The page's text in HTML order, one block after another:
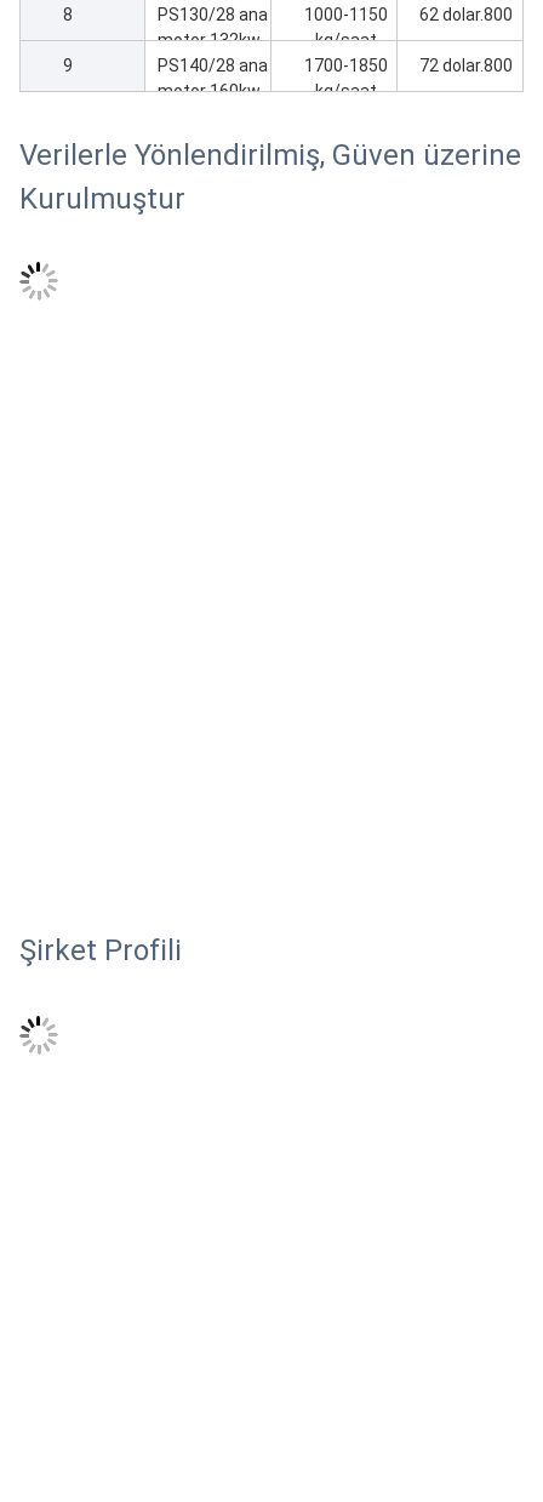
Ekstrüder
makine
8
PS130/28 ana
motor 132kw
Ekstrüder
makine
1000-1150
kg/saat
62 dolar.800
9
PS140/28 ana
motor 160kw
makine
1700-1850
kg/saat
72 dolar.800
Verilerle Yönlendirilmiş, Güven üzerine
Kurulmuştur
Şirket Profili